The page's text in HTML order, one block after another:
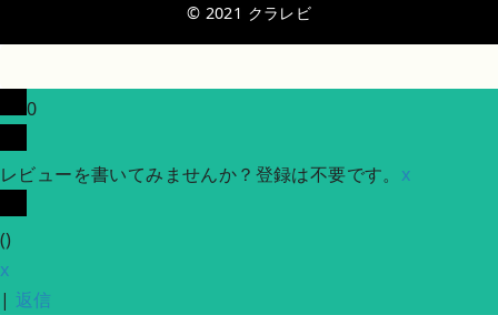
© 2021 クラレビ
0
レビューを書いてみませんか？登録は不要です。 x
()
x
| 返信